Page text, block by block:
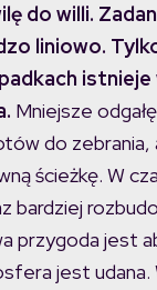
do willi.
liniowo.
istnieje
Mniejsze
do zebrania,
ścieżkę. W
bardziej
przygoda jest
jest udana.